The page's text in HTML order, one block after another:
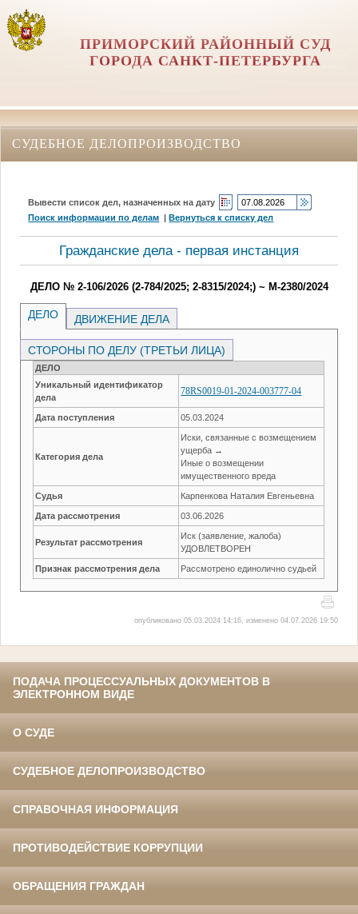
ПРИМОРСКИЙ РАЙОННЫЙ СУД
ГОРОДА САНКТ-ПЕТЕРБУРГА
СУДЕБНОЕ ДЕЛОПРОИЗВОДСТВО
Вывести список дел, назначенных на дату
Поиск информации по делам |Вернуться к списку дел
Гражданские дела - первая инстанция
ДЕЛО № 2-106/2026 (2-784/2025; 2-8315/2024;) ~ М-2380/2024
ДЕЛО ДВИЖЕНИЕ ДЕЛА
СТОРОНЫ ПО ДЕЛУ (ТРЕТЬИ ЛИЦА)
ДЕЛО
Уникальный идентификатор
дела
78RS0019-01-2024-003777-04
Дата поступления 05.03.2024
Категория дела
Иски, связанные с возмещением
ущерба →
Иные о возмещении
имущественного вреда
Судья Карпенкова Наталия Евгеньевна
Дата рассмотрения 03.06.2026
Результат рассмотрения
Иск (заявление, жалоба)
УДОВЛЕТВОРЕН
Признак рассмотрения дела Рассмотрено единолично судьей
опубликовано 05.03.2024 14:16, изменено 04.07.2026 19:50
ПОДАЧА ПРОЦЕССУАЛЬНЫХ ДОКУМЕНТОВ В
ЭЛЕКТРОННОМ ВИДЕ
О СУДЕ
СУДЕБНОЕ ДЕЛОПРОИЗВОДСТВО
СПРАВОЧНАЯ ИНФОРМАЦИЯ
ПРОТИВОДЕЙСТВИЕ КОРРУПЦИИ
ОБРАЩЕНИЯ ГРАЖДАН